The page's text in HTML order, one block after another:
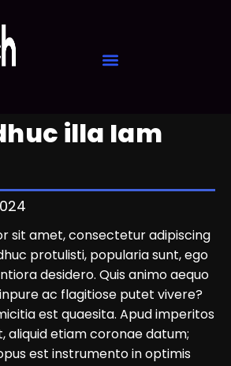
illa Iam
sit amet, consectetur adipiscing
protulisti, popularia sunt, ego
desidero. Quis animo aequo
ac flagitiose putet vivere?
est quaesita. Apud imperitos
aliquid etiam coronae datum;
est instrumento in optimis